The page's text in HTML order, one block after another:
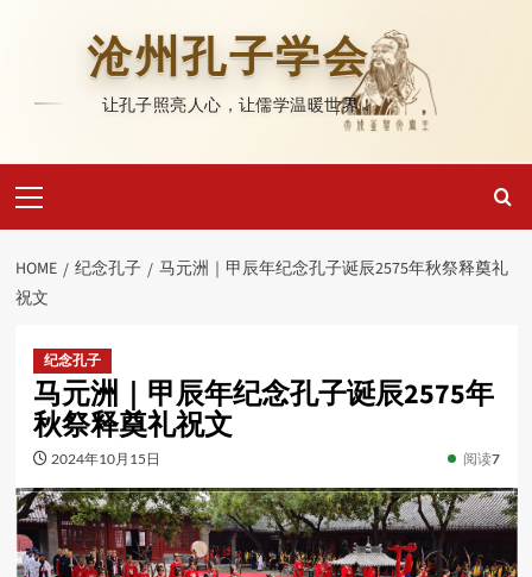
沧州孔子学会
让孔子照亮人心，让儒学温暖世界！
Menu
HOME 纪念孔子
马元洲｜甲辰年纪念孔子诞辰2575年秋祭释奠礼
祝文
纪念孔子
马元洲｜甲辰年纪念孔子诞辰2575年
秋祭释奠礼祝文
2024年10月15日 阅读7